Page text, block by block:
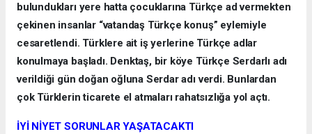
bulundukları yere hatta çocuklarına Türkçe ad vermekten
çekinen insanlar “vatandaş Türkçe konuş” eylemiyle
cesaretlendi. Türklere ait iş yerlerine Türkçe adlar
konulmaya başladı. Denktaş, bir köye Türkçe Serdarlı adı
verildiği gün doğan oğluna Serdar adı verdi. Bunlardan
çok Türklerin ticarete el atmaları rahatsızlığa yol açtı.
İYİ NİYET SORUNLAR YAŞATACAKTI